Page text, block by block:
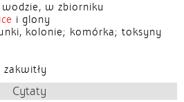
w zbiorniku
i glony
kolonie; komórka; toksyny
Cytaty